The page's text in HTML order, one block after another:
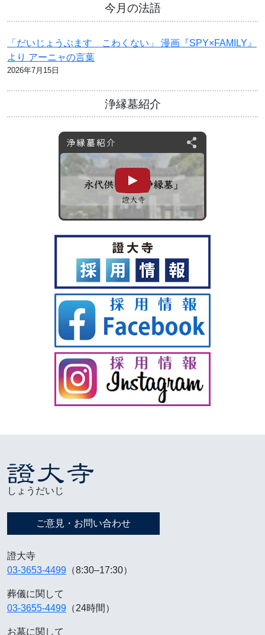
今月の法語
「だいじょうぶます こわくない」 漫画『SPY×FAMILY』
より アーニャの言葉
2026年7月15日
浄縁墓紹介
しょうだいじ
ご意見・お問い合わせ
證大寺
03-3653-4499 （8:30–17:30）
葬儀に関して
03-3655-4499 （24時間）
お墓に関して